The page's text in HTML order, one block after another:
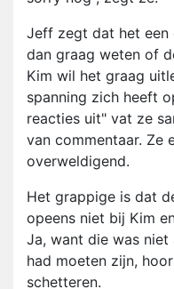
Jeff zegt dat het een
dan graag weten of
Kim wil het graag
spanning zich heeft
reacties uit" vat ze
van commentaar. Ze
overweldigend.
Het grappige is dat
opeens niet bij Kim
Ja, want die was
had moeten zijn,
schetteren.